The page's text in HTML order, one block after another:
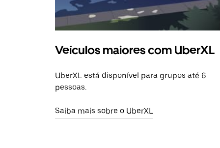
Veículos maiores com UberXL
UberXL está disponível para grupos até 6
pessoas.
Saiba mais sobre o UberXL